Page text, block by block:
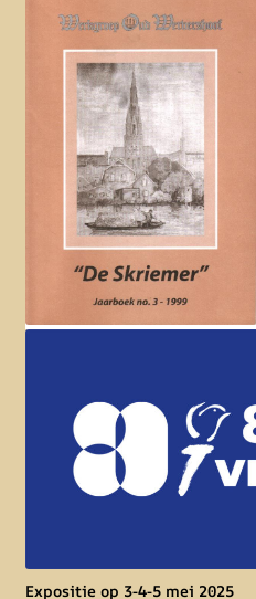
Expositie op 3-4-5 mei 2025